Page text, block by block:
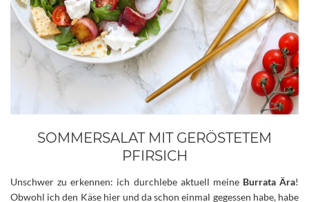
SOMMERSALAT MIT GERÖSTETEM
PFIRSICH
Unschwer zu erkennen: ich durchlebe aktuell meine Burrata Ära!
Obwohl ich den Käse hier und da schon einmal gegessen habe, habe